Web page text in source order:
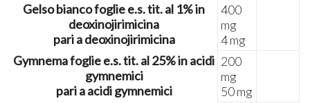
Gelso bianco foglie e.s. tit. al 1% in
deoxinojirimicina
pari a deoxinojirimicina
400
mg
4 mg
Gymnema foglie e.s. tit. al 25% in acidi
gymnemici
pari a acidi gymnemici
200
mg
50 mg